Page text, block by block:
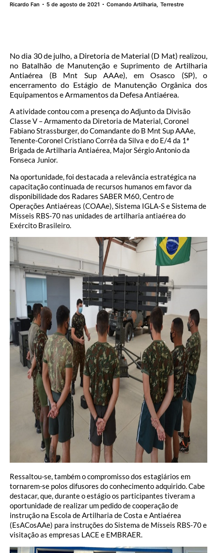
Ricardo Fan 5 de agosto de 2021 Comando Artilharia,Terrestre
No dia 30 de julho, a Diretoria de Material (D Mat) realizou,
no Batalhão de Manutenção e Suprimento de Artilharia
Antiaérea (B Mnt Sup AAAe), em Osasco (SP), o
encerramento do Estágio de Manutenção Orgânica dos
Equipamentos e Armamentos da Defesa Antiaérea.
A atividade contou com a presença do Adjunto da Divisão
Classe V – Armamento da Diretoria de Material, Coronel
Fabiano Strassburger, do Comandante do B Mnt Sup AAAe,
Tenente-Coronel Cristiano Corrêa da Silva e do E/4 da 1ª
Brigada de Artilharia Antiaérea, Major Sérgio Antonio da
Fonseca Junior.
Na oportunidade, foi destacada a relevância estratégica na
capacitação continuada de recursos humanos em favor da
disponibilidade dos Radares SABER M60, Centro de
Operações Antiaéreas (COAAe), Sistema IGLA-S e Sistema de
Mísseis RBS-70 nas unidades de artilharia antiaérea do
Exército Brasileiro.
Ressaltou-se, também o compromisso dos estagiários em
tornarem-se polos difusores do conhecimento adquirido. Cabe
destacar, que, durante o estágio os participantes tiveram a
oportunidade de realizar um pedido de cooperação de
instrução na Escola de Artilharia de Costa e Antiaérea
(EsACosAAe) para instruções do Sistema de Mísseis RBS-70 e
visitação as empresas LACE e EMBRAER.